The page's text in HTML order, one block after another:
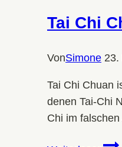
Tai Chi
VonSimone 23.
Tai Chi Chuan
denen Tai-Chi
Chi im
Tai